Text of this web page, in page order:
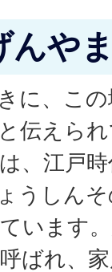
んや
に、こ
伝えら
、江戸
うしん
います
ばれ、